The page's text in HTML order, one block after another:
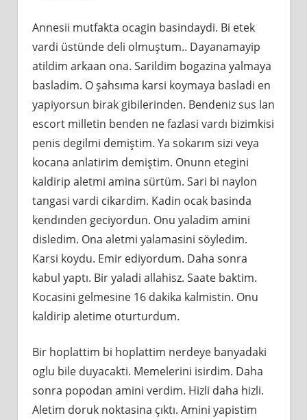
Annesii mutfakta ocagin basindaydi. Bi etek
vardi üstünde deli olmuştum.. Dayanamayip
atildim arkaan ona. Sarildim bogazina yalmaya
basladim. O şahsıma karsi koymaya basladi en
yapiyorsun birak gibilerinden. Bendeniz sus lan
escort milletin benden ne fazlasi vardı bizimkisi
penis degilmi demiştim. Ya sokarım sizi veya
kocana anlatirim demiştim. Onunn etegini
kaldirip aletmi amina sürtüm. Sari bi naylon
tangasi vardi cikardim. Kadin ocak basinda
kendınden geciyordun. Onu yaladim amini
disledim. Ona aletmi yalamasini söyledim.
Karsi koydu. Emir ediyordum. Daha sonra
kabul yaptı. Bir yaladi allahisz. Saate baktim.
Kocasini gelmesine 16 dakika kalmistin. Onu
kaldirip aletime oturturdum.
Bir hoplattim bi hoplattim nerdeye banyadaki
oglu bile duyacakti. Memelerini isirdim. Daha
sonra popodan amini verdim. Hizli daha hizli.
Aletim doruk noktasina çıktı. Amini yapistim